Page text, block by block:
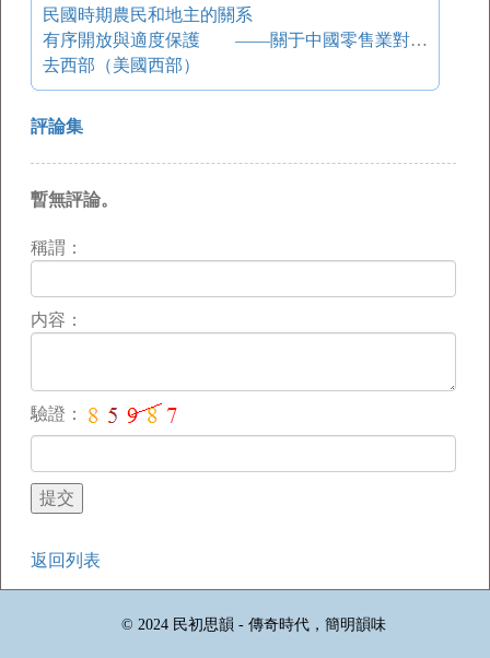
民國時期農民和地主的關系
有序開放與適度保護 ——關于中國零售業對外開放的思考
去西部（美國西部）
評論集
暫無評論。
稱謂：
内容：
驗證：
返回列表
© 2024 民初思韻 - 傳奇時代，簡明韻味